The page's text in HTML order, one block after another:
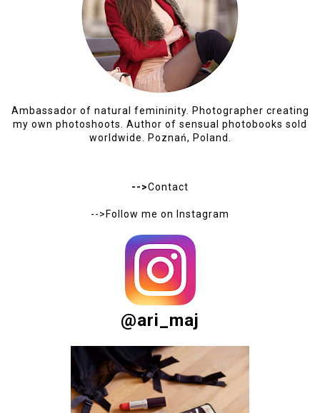
Ambassador of natural femininity. Photographer creating
my own photoshoots. Author of sensual photobooks sold
worldwide. Poznań, Poland.
-->Contact
-->Follow me on Instagram
@ari_maj